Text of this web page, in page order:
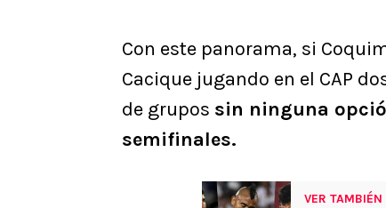
Con este panorama, si
Cacique jugando en el CAP
de grupos sin ninguna
semifinales.
VER TAMBIÉN